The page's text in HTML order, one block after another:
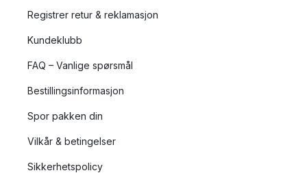
Registrer retur & reklamasjon
Kundeklubb
FAQ – Vanlige spørsmål
Bestillingsinformasjon
Spor pakken din
Vilkår & betingelser
Sikkerhetspolicy